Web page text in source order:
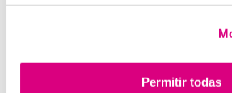
Permitir todas
Interfonos IP para aerogeneradores: